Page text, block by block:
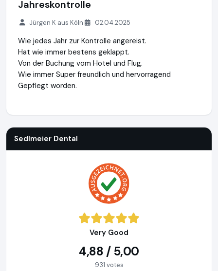
Jahreskontrolle
Jürgen K aus Köln 02.04.2025
Wie jedes Jahr zur Kontrolle angereist.
Hat wie immer bestens geklappt.
Von der Buchung vom Hotel und Flug.
Wie immer Super freundlich und hervorragend
Gepflegt worden.
Sedlmeier Dental
Very Good
4,88 / 5,00
931 votes